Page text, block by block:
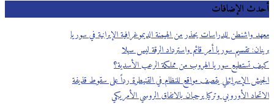
أحدث الإضافات
معهد واشنطن للدراسات يحذر من الهيمنة الديموغرافية الإيرانية في سوريا
برينان: تقسيم سوريا أمر قائم واسترداد الرقة ليس سهلا
كيف تستطيع سوريا الهروب من مملكة الرعب الأسدية؟
الجيش الإسرائيلي يقصف مواقع للنظام في القنيطرة رداً على سقوط قذيفة
الاتحاد الأوروبي وتركيا يرحبان بالاتفاق الروسي الأمريكي